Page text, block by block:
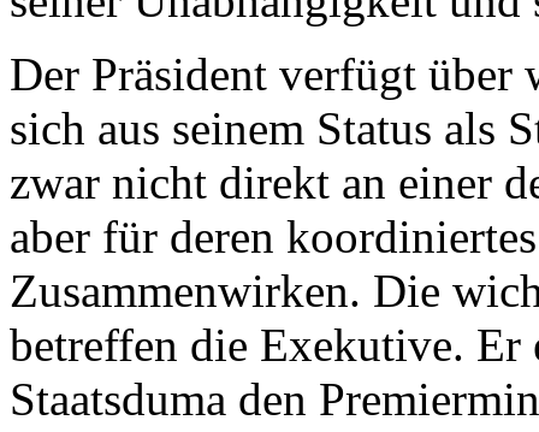
Der Präsident verfügt über
sich aus seinem Status als
zwar nicht direkt an einer
aber für deren
Zusammenwirken. Die
betreffen die Exekutive.
Staatsduma den